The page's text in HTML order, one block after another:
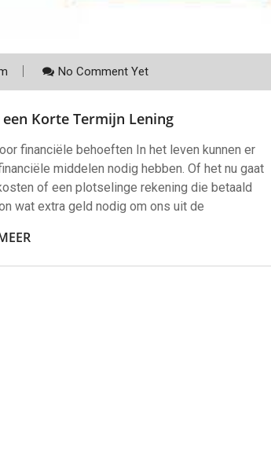
No Comment Yet
Korte Termijn Lening
financiële behoeften In het leven kunnen er
middelen nodig hebben. Of het nu gaat
of een plotselinge rekening die betaald
wat extra geld nodig om ons uit de